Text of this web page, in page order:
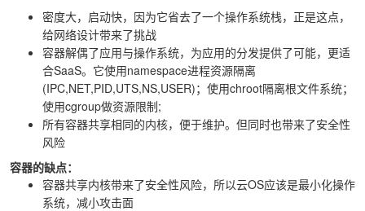
密度大，启动快，因为它省去了一个操作系统栈，正是这点，
给网络设计带来了挑战
容器解偶了应用与操作系统，为应用的分发提供了可能，更适
合SaaS。它使用namespace进程资源隔离
(IPC,NET,PID,UTS,NS,USER)；使用chroot隔离根文件系统；
使用cgroup做资源限制;
所有容器共享相同的内核，便于维护。但同时也带来了安全性
风险
容器的缺点：
容器共享内核带来了安全性风险，所以云OS应该是最小化操作
系统，减小攻击面